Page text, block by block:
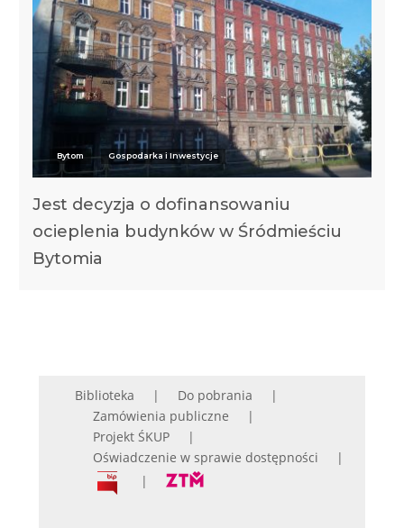
Bytom Gospodarka i Inwestycje
Jest decyzja o dofinansowaniu
ocieplenia budynków w Śródmieściu
Bytomia
Biblioteka
Do pobrania
Zamówienia publiczne
Projekt ŚKUP
Oświadczenie w sprawie dostępności